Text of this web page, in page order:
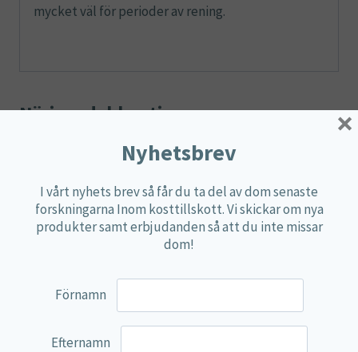
mycket väl för perioder av rening.
Näringsdeklaration
4 tabletter per dag.
4 tabletter
innehåller:
Mängd
%DRI*
Spirulina
500 mg **
**DRI (dagligt referensintag) ej fastställt.
Spirulina, tabletthjälpmedel
(mikrokristallin cellulosa, magnesiumsalter av
Nyhetsbrev
I vårt nyhets brev så får du ta del av dom senaste
forskningarna Inom kosttillskott. Vi skickar om nya
produkter samt erbjudanden så att du inte missar
dom!
Förnamn
Efternamn
×